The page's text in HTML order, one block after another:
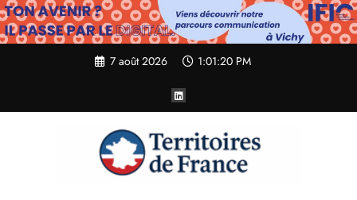
Aller
au
contenu
7 août 2026 1:01:21 PM